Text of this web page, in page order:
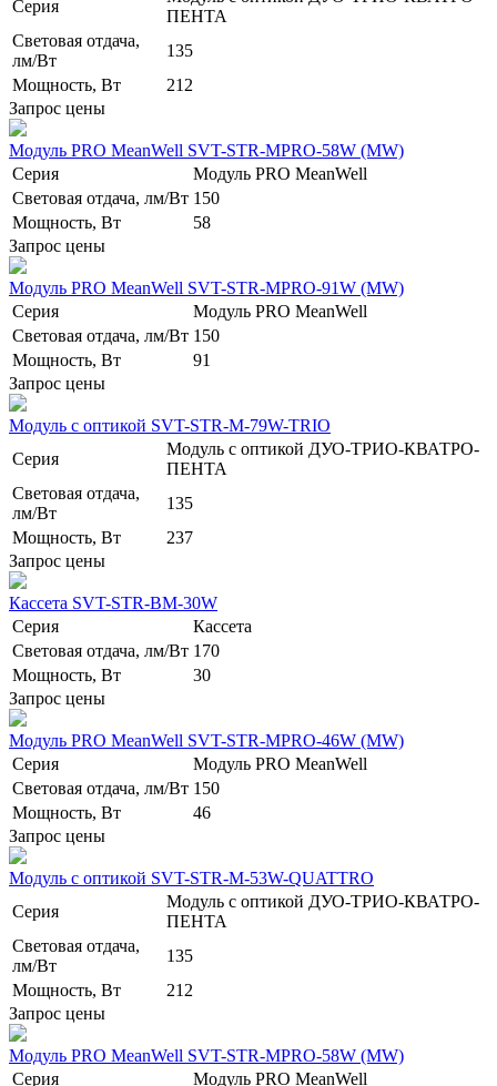
Серия
ПЕНТА
Световая отдача,
лм/Вт
135
Мощность, Вт
212
Запрос цены
Модуль PRO MeanWell SVT-STR-MPRO-58W (MW)
Серия
Модуль PRO MeanWell
Световая отдача, лм/Вт 150
Мощность, Вт
58
Запрос цены
Модуль PRO MeanWell SVT-STR-MPRO-91W (MW)
Серия
Модуль PRO MeanWell
Световая отдача, лм/Вт 150
Мощность, Вт
91
Запрос цены
Модуль с оптикой SVT-STR-M-79W-TRIO
Серия
Модуль с оптикой ДУО-ТРИО-КВАТРО-
ПЕНТА
Световая отдача,
лм/Вт
135
Мощность, Вт
237
Запрос цены
Кассета SVT-STR-BM-30W
Серия
Кассета
Световая отдача, лм/Вт 170
Мощность, Вт
30
Запрос цены
Модуль PRO MeanWell SVT-STR-MPRO-46W (MW)
Серия
Модуль PRO MeanWell
Световая отдача, лм/Вт 150
Мощность, Вт
46
Запрос цены
Модуль с оптикой SVT-STR-M-53W-QUATTRO
Серия
Модуль с оптикой ДУО-ТРИО-КВАТРО-
ПЕНТА
Световая отдача,
лм/Вт
135
Мощность, Вт
212
Запрос цены
Модуль PRO MeanWell SVT-STR-MPRO-58W (MW)
Серия
Модуль PRO MeanWell